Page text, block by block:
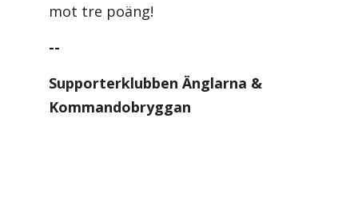
mot tre poäng!
--
Supporterklubben Änglarna &
Kommandobryggan